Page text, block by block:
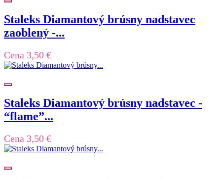
Staleks Diamantový brúsny nadstavec
zaoblený -...
Cena 3,50 €
Staleks Diamantový brúsny nadstavec -
“flame”...
Cena 3,50 €